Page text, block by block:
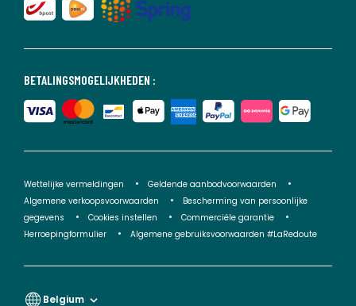
BETALINGSMOGELIJKHEDEN :
Wettelijke vermeldingen
Geldende aanbodvoorwaarden
Algemene verkoopsvoorwaarden
Bescherming van persoonlijke
gegevens
Cookies instellen
Commerciële garantie
Herroepingformulier
Algemene gebruiksvoorwaarden #LaRedoute
Belgium